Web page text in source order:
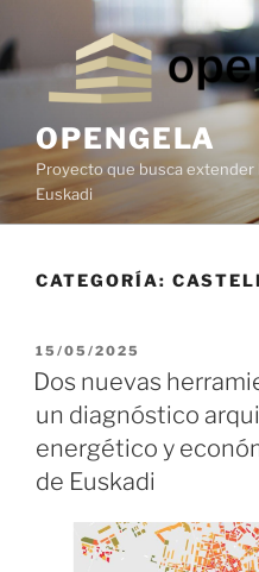
OPENGELA
Proyecto que busca extender
Euskadi
CATEGORÍA:
15/05/2025
Dos nuevas
un diagnóstico
energético y
de Euskadi